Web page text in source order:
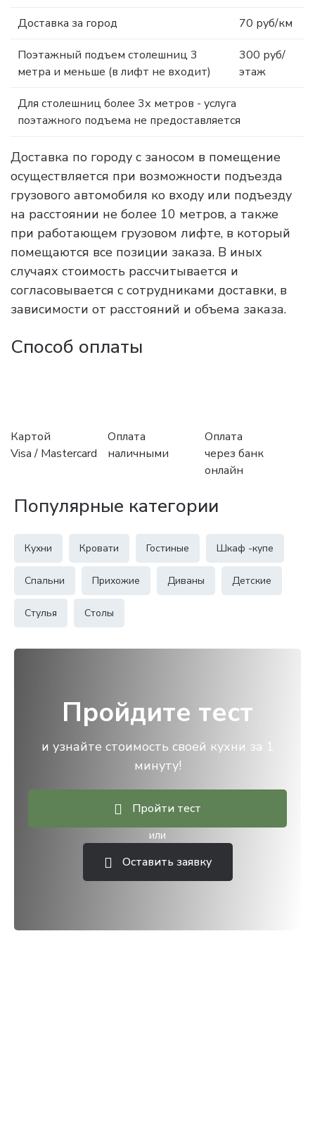
Доставка за город 70 руб/км
Поэтажный подъем столешниц 3
метра и меньше (в лифт не входит)
300 руб/
этаж
Для столешниц более 3х метров - услуга
поэтажного подъема не предоставляется
Доставка по городу с заносом в помещение
осуществляется при возможности подъезда
грузового автомобиля ко входу или подъезду
на расстоянии не более 10 метров, а также
при работающем грузовом лифте, в который
помещаются все позиции заказа. В иных
случаях стоимость рассчитывается и
согласовывается с сотрудниками доставки, в
зависимости от расстояний и объема заказа.
Способ оплаты
Картой
Visa / Mastercard
Оплата
наличными
Оплата
через банк
онлайн
Популярные категории
Кухни Кровати Гостиные Шкаф -купе
Спальни Прихожие Диваны Детские
Стулья Столы
Пройдите тест
и узнайте стоимость своей кухни за 1
минуту!
Пройти тест
или
Оставить заявку